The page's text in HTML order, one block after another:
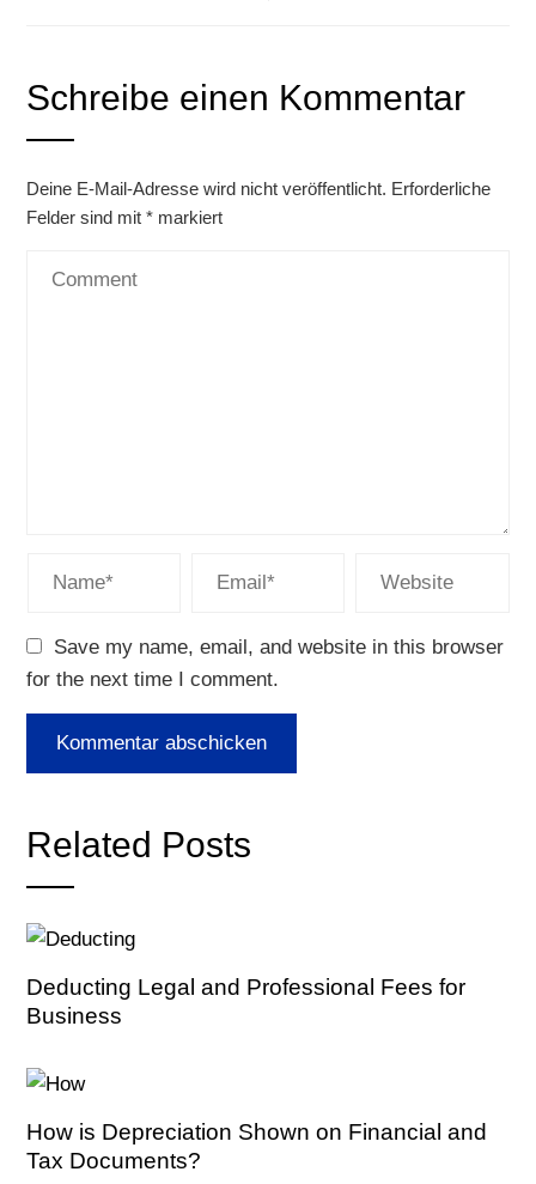
Schreibe einen Kommentar
Deine E-Mail-Adresse wird nicht veröffentlicht. Erforderliche
Felder sind mit* markiert
Save my name, email, and website in this browser
for the next time I comment.
Related Posts
Deducting Legal and Professional Fees for
Business
How is Depreciation Shown on Financial and
Tax Documents?